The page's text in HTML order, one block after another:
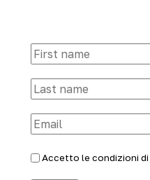
Accetto le condizioni di